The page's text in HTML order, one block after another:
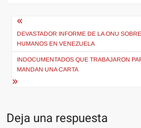
Navegación
de
entradas
DEVASTADOR INFORME DE LA ONU
HUMANOS EN VENEZUELA
INDOCUMENTADOS QUE TRABAJARON
MANDAN UNA CARTA
Deja una respuesta